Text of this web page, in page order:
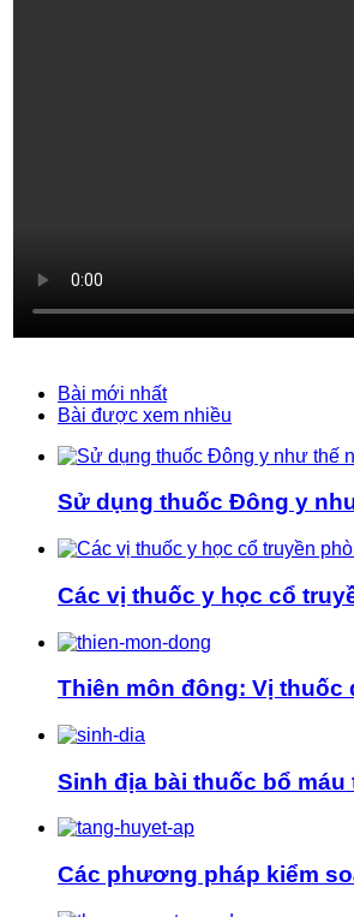
Bài mới nhất
Bài được xem nhiều
Sử dụng thuốc Đông y
Các vị thuốc y học cổ
Thiên môn đông: Vị thuốc
Sinh địa bài thuốc bổ
Các phương pháp kiểm